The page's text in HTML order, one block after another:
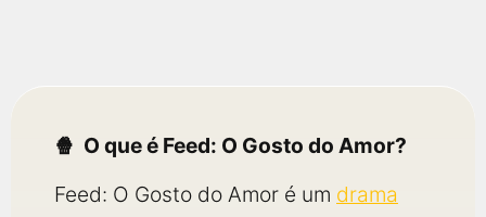
O que é Feed: O Gosto do Amor?
Feed: O Gosto do Amor é um drama